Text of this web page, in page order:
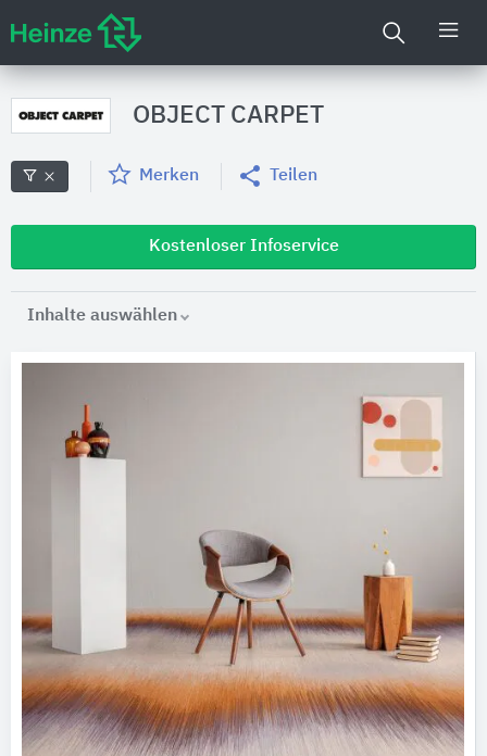
OBJECT CARPET
Merken Teilen
Kostenloser Infoservice
Inhalte auswählen